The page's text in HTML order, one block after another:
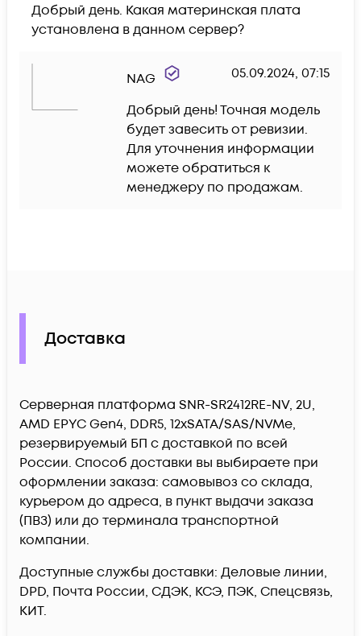
Добрый день. Какая материнская плата
установлена в данном сервер?
NAG 05.09.2024, 07:15
Добрый день! Точная модель
будет завесить от ревизии.
Для уточнения информации
можете обратиться к
менеджеру по продажам.
Доставка
Серверная платформа SNR-SR2412RE-NV, 2U,
AMD EPYC Gen4, DDR5, 12xSATA/SAS/NVMe,
резервируемый БП c доставкой по всей
России. Способ доставки вы выбираете при
оформлении заказа: самовывоз со склада,
курьером до адреса, в пункт выдачи заказа
(ПВЗ) или до терминала транспортной
компании.
Доступные службы доставки: Деловые линии,
DPD, Почта России, СДЭК, КСЭ, ПЭК, Спецсвязь,
КИТ.